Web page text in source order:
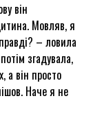
він
Мовляв, я
– ловила
згадувала,
а він просто
Наче я не